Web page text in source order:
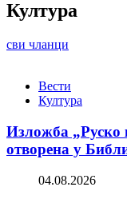
Култура
сви чланци
Вести
Култура
Изложба „Руско
отворена у
04.08.2026